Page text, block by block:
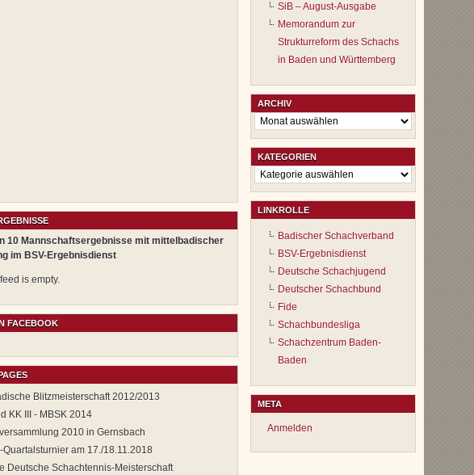
10 Mannschaftsergebnisse mit mittelbadischer
im BSV-Ergebnisdienst
is empty.
FACEBOOK
Blitzmeisterschaft 2012/2013
KK III - MBSK 2014
2010 in Gernsbach
Quartalsturnier am 17./18.11.2018
Deutsche Schachtennis-Meisterschaft
SiB – August-Ausgabe
Memorandum zur
Strukturreform des Schachs
in Baden und Württemberg
ARCHIV
Archiv
KATEGORIEN
Kategorien
LINKROLLE
Badischer Schachverband
BSV-Ergebnisdienst
Deutsche Schachjugend
Deutscher Schachbund
Fide
Schachbundesliga
Schachzentrum Baden-
Baden
META
Anmelden